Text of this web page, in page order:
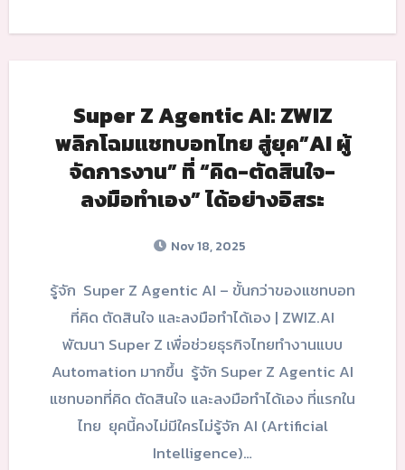
Super Z Agentic AI: ZWIZ
พลิกโฉมแชทบอทไทย สู่ยุค”AI ผู้
จัดการงาน” ที่ “คิด-ตัดสินใจ-
ลงมือทำเอง” ได้อย่างอิสระ
Nov 18, 2025
รู้จัก Super Z Agentic AI – ขั้นกว่าของแชทบอท
ที่คิด ตัดสินใจ และลงมือทำได้เอง | ZWIZ.AI
พัฒนา Super Z เพื่อช่วยธุรกิจไทยทำงานแบบ
Automation มากขึ้น รู้จัก Super Z Agentic AI
แชทบอทที่คิด ตัดสินใจ และลงมือทำได้เอง ที่แรกใน
ไทย ยุคนี้คงไม่มีใครไม่รู้จัก AI (Artificial
Intelligence)…